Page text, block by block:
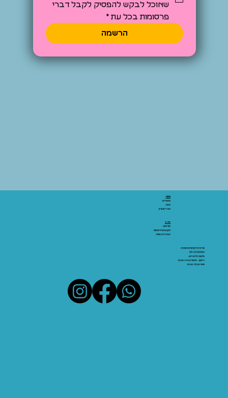
שאוכל לבקש להפסיק לקבל דברי
פרסומות בכל עת *
הרשמה
שירות הלקוחות והתמיכה
03-6206066
מיקום: אלנבי 43
ראשון - חמישי 10:00-19:00
שישי 10:00-15:00
אתר:
מאמרים
חנות
חברי מועדון
מידע:
אודותינו
תקנון ותנאי שימוש
הצהרת נגישות